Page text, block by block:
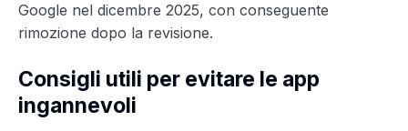
Google nel dicembre 2025, con conseguente
rimozione dopo la revisione.
Consigli utili per evitare le app
ingannevoli